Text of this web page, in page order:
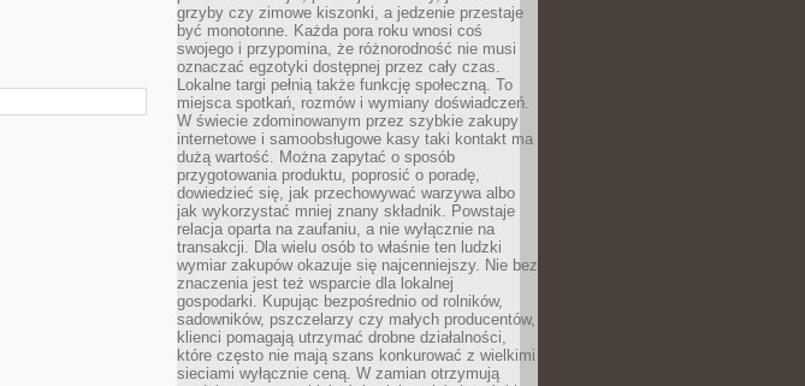
grzyby czy zimowe kiszonki, a jedzenie przestaje
być monotonne. Każda pora roku wnosi coś
swojego i przypomina, że różnorodność nie musi
oznaczać egzotyki dostępnej przez cały czas.
Lokalne targi pełnią także funkcję społeczną. To
miejsca spotkań, rozmów i wymiany doświadczeń.
W świecie zdominowanym przez szybkie zakupy
internetowe i samoobsługowe kasy taki kontakt ma
dużą wartość. Można zapytać o sposób
przygotowania produktu, poprosić o poradę,
dowiedzieć się, jak przechowywać warzywa albo
jak wykorzystać mniej znany składnik. Powstaje
relacja oparta na zaufaniu, a nie wyłącznie na
transakcji. Dla wielu osób to właśnie ten ludzki
wymiar zakupów okazuje się najcenniejszy. Nie bez
znaczenia jest też wsparcie dla lokalnej
gospodarki. Kupując bezpośrednio od rolników,
sadowników, pszczelarzy czy małych producentów,
klienci pomagają utrzymać drobne działalności,
które często nie mają szans konkurować z wielkimi
sieciami wyłącznie ceną. W zamian otrzymują